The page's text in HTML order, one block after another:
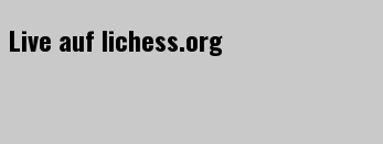
Live auf lichess.org